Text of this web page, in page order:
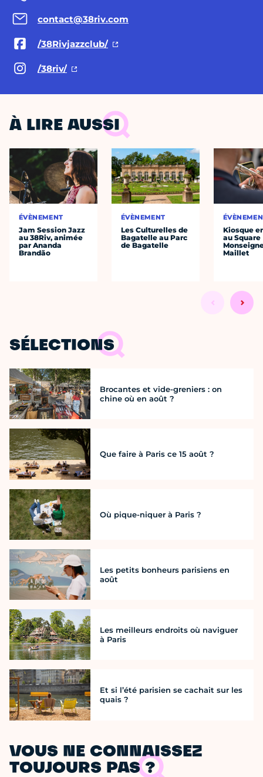
contact@38riv.com
/38Rivjazzclub/
/38riv/
À LIRE AUSSI
ÉVÈNEMENT
Jam Session Jazz
au 38Riv, animée
par Ananda
Brandão
ÉVÈNEMENT
Les Culturelles de
Bagatelle au Parc
de Bagatelle
Kiosque
au Square
Maillet
SÉLECTIONS
Brocantes et vide-greniers : on
chine où en août ?
Que faire à Paris ce 15 août ?
Où pique-niquer à Paris ?
Les petits bonheurs parisiens en
août
Les meilleurs endroits où naviguer
à Paris
Et si l’été parisien se cachait sur les
quais ?
VOUS NE CONNAISSEZ
TOUJOURS PAS ?